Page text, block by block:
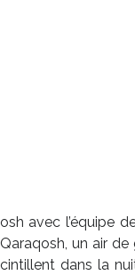
avec l’équipe
un air
dans la